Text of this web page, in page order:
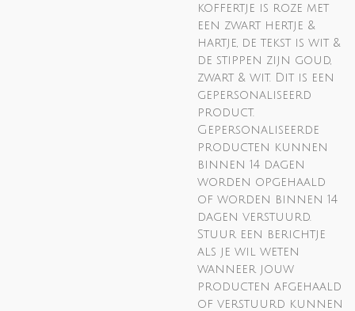
koffertje is roze met
een zwart hertje &
hartje, de tekst is wit &
de stippen zijn goud,
zwart & wit. Dit is een
gepersonaliseerd
product.
Gepersonaliseerde
producten kunnen
binnen 14 dagen
worden opgehaald
of worden binnen 14
dagen verstuurd.
Stuur een berichtje
als je wil weten
wanneer jouw
producten afgehaald
of verstuurd kunnen